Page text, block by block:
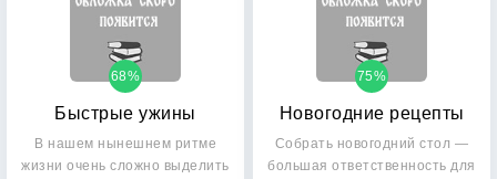
Быстрые ужины
68%
В нашем нынешнем ритме
жизни очень сложно выделить
Новогодние рецепты
75%
Собрать новогодний стол —
большая ответственность для